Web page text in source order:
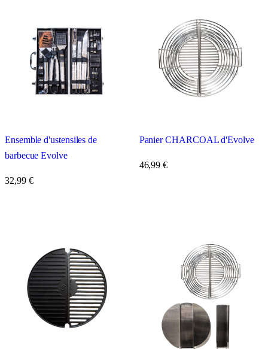
Ensemble d'ustensiles de
barbecue Evolve
32,99 €
Panier CHARCOAL d'Evolve
46,99€